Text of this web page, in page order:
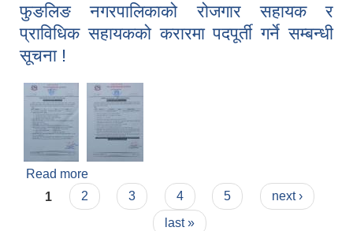
फुङलिङ नगरपालिकाको रोजगार सहायक र
प्राविधिक सहायकको करारमा पदपूर्ती गर्ने सम्बन्धी
सूचना !
Read more
प्राविधिक सहायकको करारमा पदपूर्ती गर्ने सम्बन्धी सूचना !
Pages
1 2 3 4 5
next ›
last »